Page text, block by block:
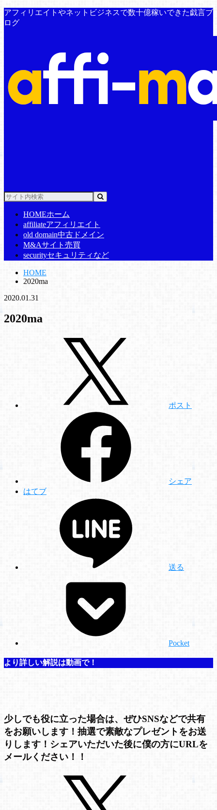
アフィリエイトやネットビジネスで数十億稼いできた戯言ブ
ログ
HOMEホーム
affiliateアフィリエイト
old domain中古ドメイン
M&Aサイト売買
securityセキュリティなど
HOME
2020ma
2020.01.31
2020ma
ポスト
シェア
はてブ
送る
Pocket
より詳しい解説は動画で！
少しでも役に立った場合は、ぜひSNSなどで共有
をお願いします！抽選で素敵なプレゼントをお送
りします！シェアいただいた後に僕の方にURLを
メールください！！